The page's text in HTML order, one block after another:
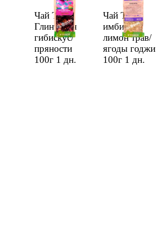
Чай Teaco
Глинтвейн
гибискус/
пряности
100г 1 дн.
Чай Teaco
имбирь/
лимон трав/
ягоды годжи
100г 1 дн.